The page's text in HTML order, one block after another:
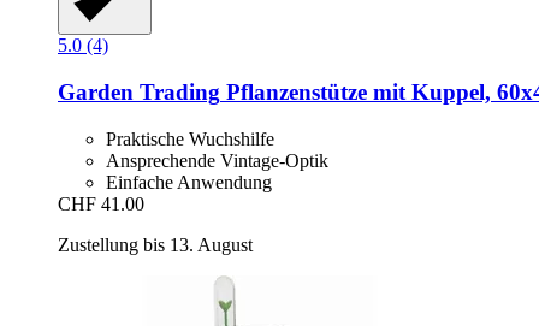
5.0 (4)
Garden Trading Pflanzenstütze mit Kuppel,
Praktische Wuchshilfe
Ansprechende Vintage-Optik
Einfache Anwendung
CHF 41.00
Zustellung bis 13. August